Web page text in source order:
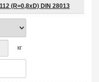
(R=0,8хD) DIN 28013
кг